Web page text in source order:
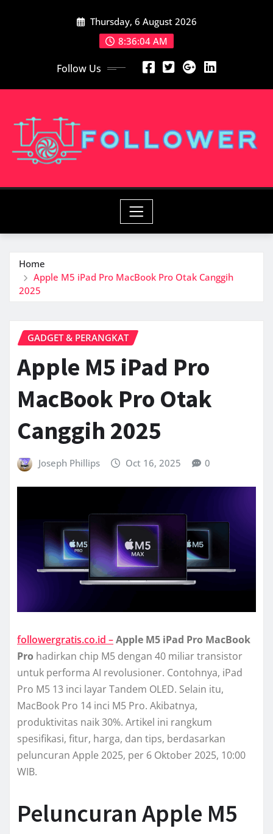
Thursday, 6 August 2026
8:36:06 AM
Follow Us
Home
Apple M5 iPad Pro MacBook Pro Otak Canggih
2025
GADGET & PERANGKAT
Apple M5 iPad Pro
MacBook Pro Otak
Canggih 2025
Joseph Phillips Oct 16, 2025 0
followergratis.co.id –Apple M5 iPad Pro MacBook
Pro hadirkan chip M5 dengan 40 miliar transistor
untuk performa AI revolusioner. Contohnya, iPad
Pro M5 13 inci layar Tandem OLED. Selain itu,
MacBook Pro 14 inci M5 Pro. Akibatnya,
produktivitas naik 30%. Artikel ini rangkum
spesifikasi, fitur, harga, dan tips, berdasarkan
peluncuran Apple 2025, per 6 Oktober 2025, 10:00
WIB.
Peluncuran Apple M5